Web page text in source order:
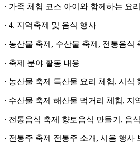
· 가족 체험 코스 아이와 함께하는 요
· 4. 지역축제 및 음식 행사
· 농산물 축제, 수산물 축제, 전통음
· 축제 분야 활동 내용
· 농산물 축제 특산물 요리 체험, 시식
· 수산물 축제 해산물 먹거리 체험, 지
· 전통음식 축제 향토음식 만들기, 음
· 전통주 축제 전통주 소개, 시음 행사